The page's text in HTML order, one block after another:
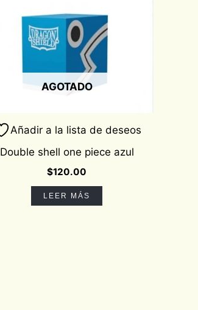
AGOTADO
Añadir a la lista de deseos
Double shell one piece azul
$120.00
LEER MÁS